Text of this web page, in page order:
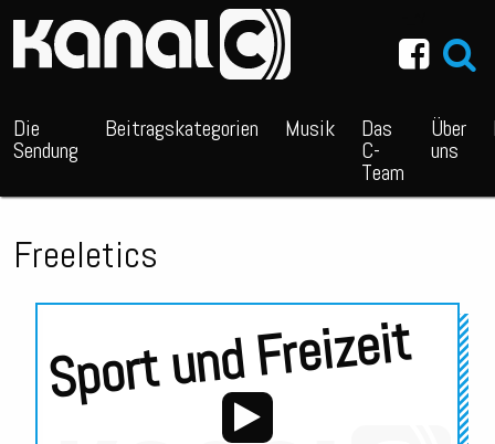
Die
Sendung
Beitragskategorien Musik Das
C-
Team
Über
uns
Freeletics
Sport und Freizeit